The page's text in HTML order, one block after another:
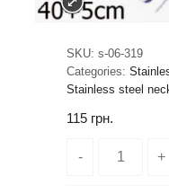
SKU: s-06-319
Categories:
Stainless steel
115 грн.